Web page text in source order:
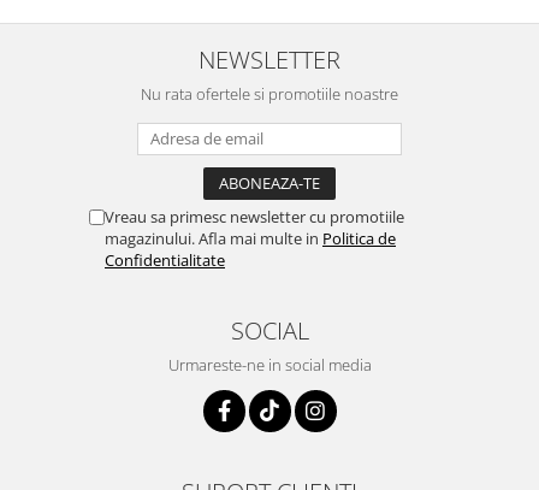
NEWSLETTER
Nu rata ofertele si promotiile noastre
Vreau sa primesc newsletter cu promotiile
magazinului. Afla mai multe in Politica de
Confidentialitate
SOCIAL
Urmareste-ne in social media